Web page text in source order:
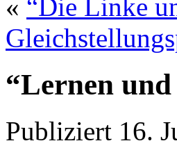
« “Die Linke
“Lernen und
Publiziert 16.